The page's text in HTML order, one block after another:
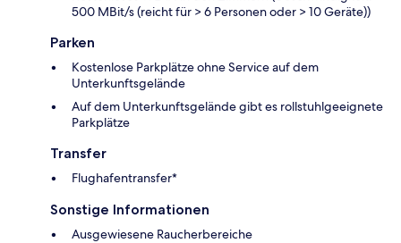
500 MBit/s (reicht für > 6 Personen oder > 10 Geräte))
Parken
Kostenlose Parkplätze ohne Service auf dem
Unterkunftsgelände
Auf dem Unterkunftsgelände gibt es rollstuhlgeeignete
Parkplätze
Transfer
Flughafentransfer*
Sonstige Informationen
Ausgewiesene Raucherbereiche